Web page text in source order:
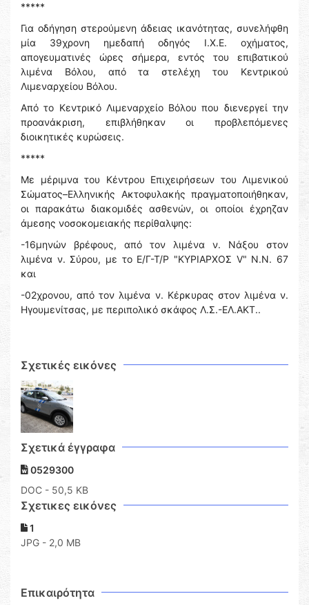
*****
Για οδήγηση στερούμενη άδειας ικανότητας, συνελήφθη
μία 39χρονη ημεδαπή οδηγός Ι.Χ.Ε. οχήματος,
απογευματινές ώρες σήμερα, εντός του επιβατικού
λιμένα Βόλου, από τα στελέχη του Κεντρικού
Λιμεναρχείου Βόλου.
Από το Κεντρικό Λιμεναρχείο Βόλου που διενεργεί την
προανάκριση, επιβλήθηκαν οι προβλεπόμενες
διοικητικές κυρώσεις.
*****
Με μέριμνα του Κέντρου Επιχειρήσεων του Λιμενικού
Σώματος–Ελληνικής Ακτοφυλακής πραγματοποιήθηκαν,
οι παρακάτω διακομιδές ασθενών, οι οποίοι έχρηζαν
άμεσης νοσοκομειακής περίθαλψης:
-16μηνών βρέφους, από τον λιμένα ν. Νάξου στον
λιμένα ν. Σύρου, με το Ε/Γ-Τ/Ρ "ΚΥΡΙΑΡΧΟΣ V" Ν.Ν. 67
και
-02χρονου, από τον λιμένα ν. Κέρκυρας στον λιμένα ν.
Ηγουμενίτσας, με περιπολικό σκάφος Λ.Σ.-ΕΛ.ΑΚΤ..
Σχετικές εικόνες
Σχετικά έγγραφα
0529300
DOC - 50,5 KB
Σχετικες εικόνες
1
JPG - 2,0 MB
Επικαιρότητα